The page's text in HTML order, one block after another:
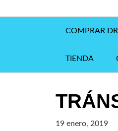
COMPRAR
TIENDA
19 enero, 2019